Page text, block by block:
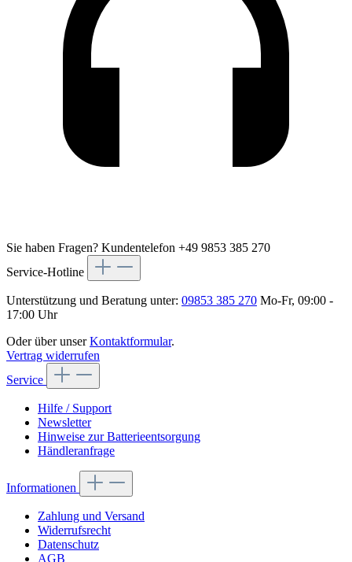
Sie haben Fragen? Kundentelefon +49 9853 385 270
Service-Hotline
Unterstützung und Beratung unter: 09853 385 270 Mo-Fr, 09:00 -
17:00 Uhr
Oder über unserKontaktformular.
Vertrag widerrufen
Service
Hilfe / Support
Newsletter
Hinweise zur Batterieentsorgung
Händleranfrage
Informationen
Zahlung und Versand
Widerrufsrecht
Datenschutz
AGB